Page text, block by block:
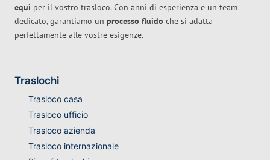
equi per il vostro trasloco. Con anni di esperienza e un team
dedicato, garantiamo un processo fluido che si adatta
perfettamente alle vostre esigenze.
Traslochi
Trasloco casa
Trasloco ufficio
Trasloco azienda
Trasloco internazionale